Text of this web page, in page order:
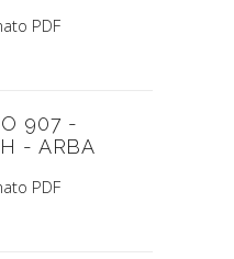
PDF
907 -
- ARBA
PDF